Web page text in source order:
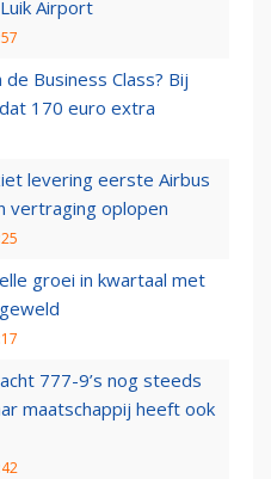
Airport
Business Class? Bij
170 euro extra
levering eerste Airbus
vertraging oplopen
groei in kwartaal met
777-9’s nog steeds
maatschappij heeft ook